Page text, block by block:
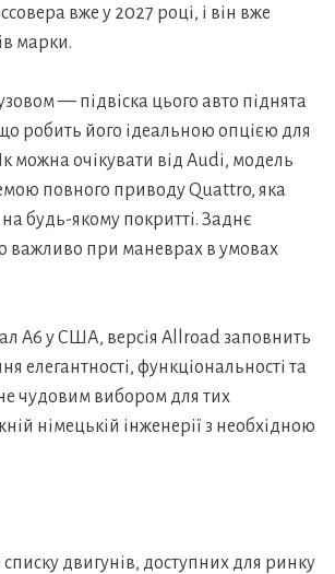
вже у 2027 році, і він вже
марки.
— підвіска цього авто піднята
робить його ідеальною опцією для
можна очікувати від Audi, модель
повного приводу Quattro, яка
на будь-якому покритті. Заднє
важливо при маневрах в умовах
A6 у США, версія Allroad заповнить
елегантності, функціональності та
чудовим вибором для тих
німецькій інженерії з необхідною
двигунів, доступних для ринку